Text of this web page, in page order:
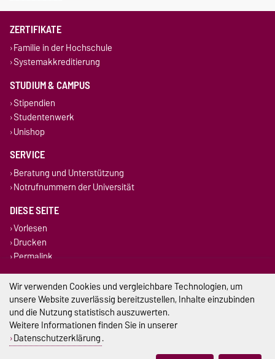
ZERTIFIKATE
Familie in der Hochschule
Systemakkreditierung
STUDIUM & CAMPUS
Stipendien
Studentenwerk
Unishop
SERVICE
Beratung und Unterstützung
Notrufnummern der Universität
DIESE SEITE
Vorlesen
Drucken
Permalink
Impressum
Datenschutz
Wir verwenden Cookies und vergleichbare Technologien, um
unsere Website zuverlässig bereitzustellen, Inhalte einzubinden
und die Nutzung statistisch auszuwerten.
Weitere Informationen finden Sie in unserer
Datenschutzerklärung.